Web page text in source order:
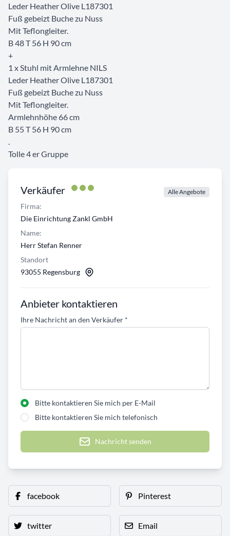
Verkäufer Alle Angebote
Firma:
Die Einrichtung Zankl GmbH
Name:
Herr Stefan Renner
Standort
93055 Regensburg
Anbieter kontaktieren
Ihre Nachricht an den Verkäufer *
Bitte kontaktieren Sie mich per E-Mail
Bitte kontaktieren Sie mich telefonisch
Nachricht senden
Leder Heather Olive L187301
Fuß gebeizt Buche zu Nuss
Mit Teflongleiter.
B 48 T 56 H 90 cm
+
1 x Stuhl mit Armlehne NILS
Leder Heather Olive L187301
Fuß gebeizt Buche zu Nuss
Mit Teflongleiter.
Armlehnhöhe 66 cm
B 55 T 56 H 90 cm
.
Tolle 4 er Gruppe
facebook Pinterest
twitter Email